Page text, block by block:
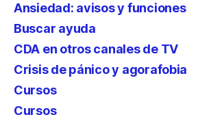
Ansiedad: avisos y funciones
Buscar ayuda
CDA en otros canales de TV
Crisis de pánico y agorafobia
Cursos
Cursos